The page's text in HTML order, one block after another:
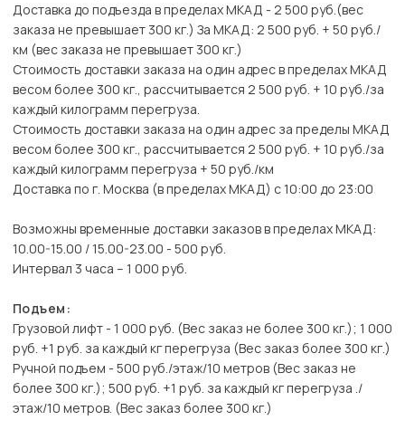
Доставка до подъезда в пределах МКАД - 2 500 руб.(вес
заказа не превышает 300 кг.) За МКАД: 2 500 руб. + 50 руб./
км (вес заказа не превышает 300 кг.)
Стоимость доставки заказа на один адрес в пределах МКАД
весом более 300 кг., рассчитывается 2 500 руб. + 10 руб./за
каждый килограмм перегруза.
Стоимость доставки заказа на один адрес за пределы МКАД
весом более 300 кг., рассчитывается 2 500 руб. + 10 руб./за
каждый килограмм перегруза + 50 руб./км
Доставка по г. Москва (в пределах МКАД) с 10:00 до 23:00
Возможны временные доставки заказов в пределах МКАД:
10.00-15.00 / 15.00-23.00 - 500 руб.
Интервал 3 часа – 1 000 руб.
Подъем:
Грузовой лифт - 1 000 руб. (Вес заказ не более 300 кг.); 1 000
руб. +1 руб. за каждый кг перегруза (Вес заказ более 300 кг.)
Ручной подъем - 500 руб./этаж/10 метров (Вес заказ не
более 300 кг.); 500 руб. +1 руб. за каждый кг перегруза ./
этаж/10 метров. (Вес заказ более 300 кг.)